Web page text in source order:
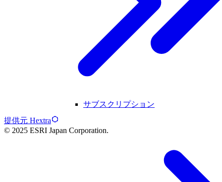
サブスクリプション
提供元 Hextra
© 2025 ESRI Japan Corporation.